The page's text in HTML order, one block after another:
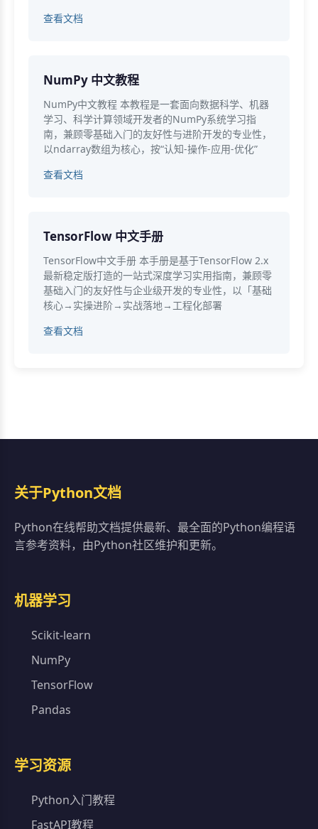
查看文档
NumPy 中文教程
NumPy中文教程 本教程是一套面向数据科学、机器
学习、科学计算领域开发者的NumPy系统学习指
南，兼顾零基础入门的友好性与进阶开发的专业性，
以ndarray数组为核心，按“认知-操作-应用-优化”
查看文档
TensorFlow 中文手册
TensorFlow中文手册 本手册是基于TensorFlow 2.x
最新稳定版打造的一站式深度学习实用指南，兼顾零
基础入门的友好性与企业级开发的专业性，以「基础
核心→实操进阶→实战落地→工程化部署
查看文档
关于Python文档
Python在线帮助文档提供最新、最全面的Python编程语
言参考资料，由Python社区维护和更新。
机器学习
Scikit-learn
NumPy
TensorFlow
Pandas
学习资源
Python入门教程
FastAPI教程